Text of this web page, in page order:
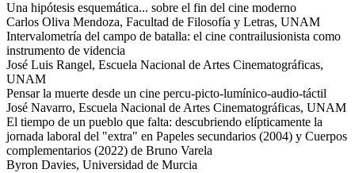
Una hipótesis esquemática... sobre el fin del cine moderno
Carlos Oliva Mendoza, Facultad de Filosofía y Letras, UNAM
Intervalometría del campo de batalla: el cine contrailusionista como
instrumento de videncia
José Luis Rangel, Escuela Nacional de Artes Cinematográficas,
UNAM
Pensar la muerte desde un cine percu-picto-lumínico-audio-táctil
José Navarro, Escuela Nacional de Artes Cinematográficas, UNAM
El tiempo de un pueblo que falta: descubriendo elípticamente la
jornada laboral del "extra" en Papeles secundarios (2004) y Cuerpos
complementarios (2022) de Bruno Varela
Byron Davies, Universidad de Murcia